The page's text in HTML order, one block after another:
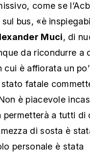
come se
bus, «è
Muci, di
da ricondurre a
cui è affiorata un
stato fatale
è piacevole
a tutti di
di sosta è
personale è stata